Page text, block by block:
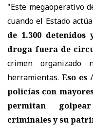
"Este megaoperativo
cuando el Estado
de 1.300
droga fuera de
crimen organizado
herramientas. Eso es
policías con
permitan
criminales y su